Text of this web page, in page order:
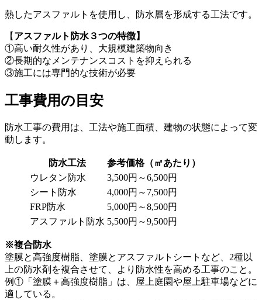
熱したアスファルトを使用し、防水層を形成する工法です。
【 アスファルト防水３つの特徴】
①高い耐久性があり、大規模建築物向き
②長期的なメンテナンスコストを抑えられる
③施工には専門的な技術が必要
工事費用の目安
防水工事の費用は、工法や施工面積、建物の状態によって変
動します。
防水工法
参考価格（㎡あたり）
ウレタン防水
3,500円～6,500円
シート防水
4,000円～7,500円
FRP防水
5,000円～8,500円
アスファルト防水 5,500円～9,500円
※複合防水
塗膜と高強度樹脂、塗膜とアスファルトシートなど、2種以
上の防水剤を複合させて、より防水性を高める工事のこと。
例①「塗膜＋高強度樹脂」は、屋上庭園や屋上駐車場などに
適している。